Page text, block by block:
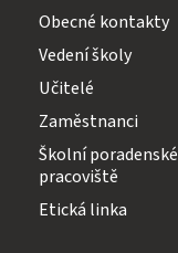
Obecné kontakty
Vedení školy
Učitelé
Zaměstnanci
Školní poradenské
pracoviště
Etická linka